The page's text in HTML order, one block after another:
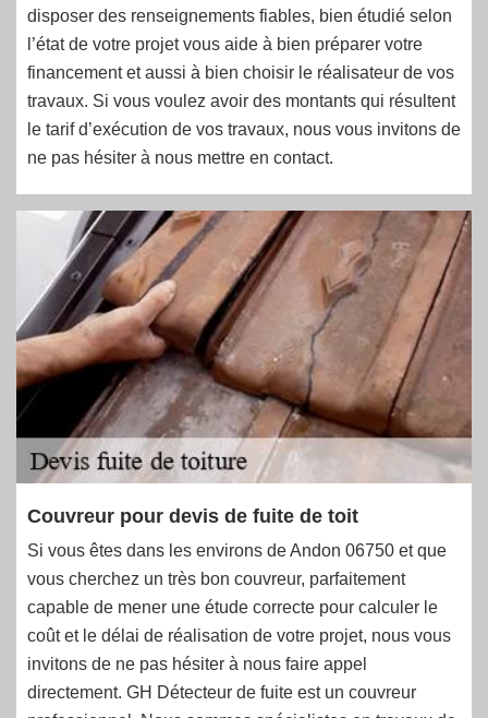
disposer des renseignements fiables, bien étudié selon
l’état de votre projet vous aide à bien préparer votre
financement et aussi à bien choisir le réalisateur de vos
travaux. Si vous voulez avoir des montants qui résultent
le tarif d’exécution de vos travaux, nous vous invitons de
ne pas hésiter à nous mettre en contact.
Couvreur pour devis de fuite de toit
Si vous êtes dans les environs de Andon 06750 et que
vous cherchez un très bon couvreur, parfaitement
capable de mener une étude correcte pour calculer le
coût et le délai de réalisation de votre projet, nous vous
invitons de ne pas hésiter à nous faire appel
directement. GH Détecteur de fuite est un couvreur